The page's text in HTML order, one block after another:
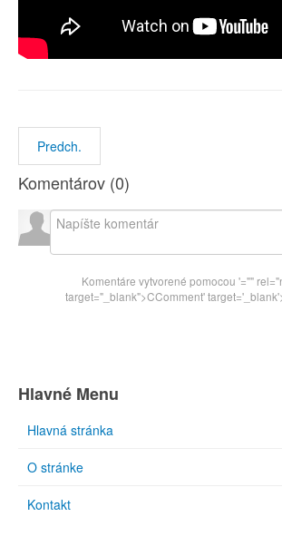
Predch.
Komentárov (0)
Komentáre vytvorené pomocou '=""
target="_blank">CComment'
Hlavné Menu
Hlavná stránka
O stránke
Kontakt